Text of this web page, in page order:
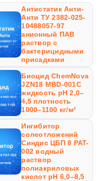
Антистатик Анти-
Анти ТУ 2382-025-
10488057-97
анионный ПАВ
раствор с
бактерицидными
присадками
Биоцид ChemNova
JZN18 MBD-001C
жидкость pH 2,0–
4,5 плотность
1000–1100 кг/м³
Ингибитор
солеотложений
Синдис ЦБП 8 PAT-
002 водный
раствор
полиакриловых
кислот pH 6,0–8,5